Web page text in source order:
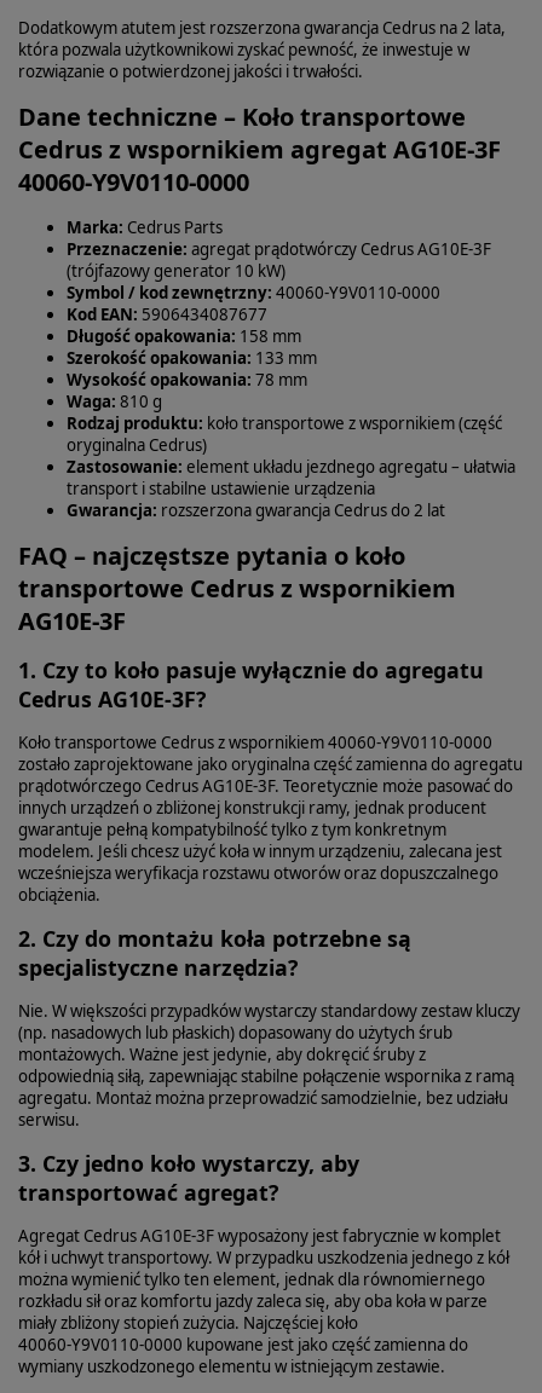
Dodatkowym atutem jest rozszerzona gwarancja Cedrus na 2 lata,
która pozwala użytkownikowi zyskać pewność, że inwestuje w
rozwiązanie o potwierdzonej jakości i trwałości.
Dane techniczne – Koło transportowe
Cedrus z wspornikiem agregat AG10E-3F
40060-Y9V0110-0000
Marka: Cedrus Parts
Przeznaczenie: agregat prądotwórczy Cedrus AG10E‑3F
(trójfazowy generator 10 kW)
Symbol / kod zewnętrzny: 40060‑Y9V0110‑0000
Kod EAN: 5906434087677
Długość opakowania: 158 mm
Szerokość opakowania: 133 mm
Wysokość opakowania: 78 mm
Waga: 810 g
Rodzaj produktu: koło transportowe z wspornikiem (część
oryginalna Cedrus)
Zastosowanie: element układu jezdnego agregatu – ułatwia
transport i stabilne ustawienie urządzenia
Gwarancja: rozszerzona gwarancja Cedrus do 2 lat
FAQ – najczęstsze pytania o koło
transportowe Cedrus z wspornikiem
AG10E-3F
1. Czy to koło pasuje wyłącznie do agregatu
Cedrus AG10E-3F?
Koło transportowe Cedrus z wspornikiem 40060‑Y9V0110‑0000
zostało zaprojektowane jako oryginalna część zamienna do agregatu
prądotwórczego Cedrus AG10E‑3F. Teoretycznie może pasować do
innych urządzeń o zbliżonej konstrukcji ramy, jednak producent
gwarantuje pełną kompatybilność tylko z tym konkretnym
modelem. Jeśli chcesz użyć koła w innym urządzeniu, zalecana jest
wcześniejsza weryfikacja rozstawu otworów oraz dopuszczalnego
obciążenia.
2. Czy do montażu koła potrzebne są
specjalistyczne narzędzia?
Nie. W większości przypadków wystarczy standardowy zestaw kluczy
(np. nasadowych lub płaskich) dopasowany do użytych śrub
montażowych. Ważne jest jedynie, aby dokręcić śruby z
odpowiednią siłą, zapewniając stabilne połączenie wspornika z ramą
agregatu. Montaż można przeprowadzić samodzielnie, bez udziału
serwisu.
3. Czy jedno koło wystarczy, aby
transportować agregat?
Agregat Cedrus AG10E‑3F wyposażony jest fabrycznie w komplet
kół i uchwyt transportowy. W przypadku uszkodzenia jednego z kół
można wymienić tylko ten element, jednak dla równomiernego
rozkładu sił oraz komfortu jazdy zaleca się, aby oba koła w parze
miały zbliżony stopień zużycia. Najczęściej koło
40060‑Y9V0110‑0000 kupowane jest jako część zamienna do
wymiany uszkodzonego elementu w istniejącym zestawie.